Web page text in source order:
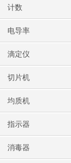
计数
电导率
滴定仪
切片机
均质机
指示器
消毒器